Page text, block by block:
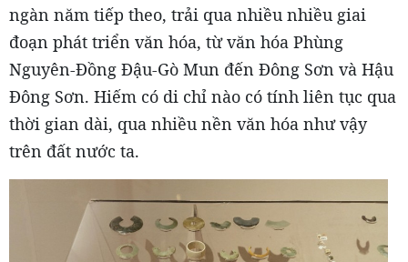
ngàn năm tiếp theo, trải qua nhiều nhiều giai
đoạn phát triển văn hóa, từ văn hóa Phùng
Nguyên-Đồng Đậu-Gò Mun đến Đông Sơn và Hậu
Đông Sơn. Hiếm có di chỉ nào có tính liên tục qua
thời gian dài, qua nhiều nền văn hóa như vậy
trên đất nước ta.